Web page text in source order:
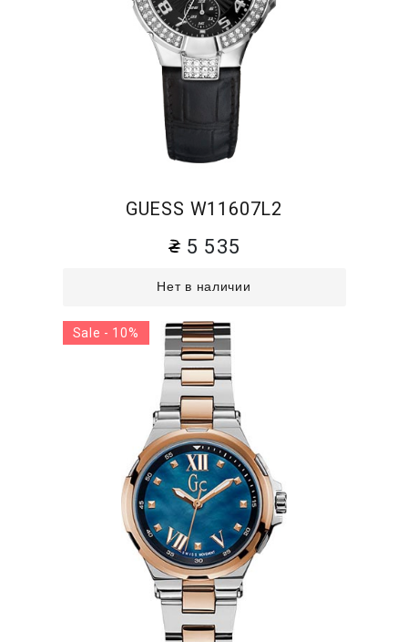
GUESS W11607L2
5 535
Нет в наличии
Sale - 10%